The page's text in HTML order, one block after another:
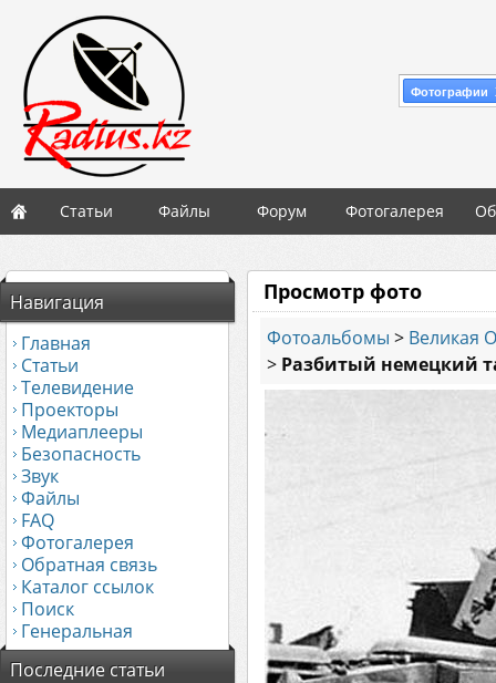
Фотографии
Статьи Файлы Форум Фотогалерея
Навигация
Главная
Статьи
Телевидение
Проекторы
Медиаплееры
Безопасность
Звук
Файлы
FAQ
Фотогалерея
Обратная связь
Каталог ссылок
Поиск
Генеральная
Последние статьи
Просмотр фото
Фотоальбомы > Великая
> Разбитый немецкий